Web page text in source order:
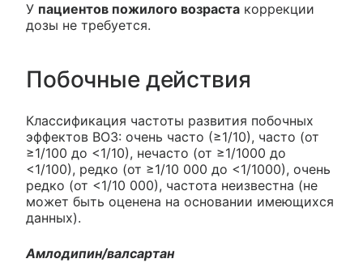
У пациентов пожилого возраста коррекции
дозы не требуется.
Побочные действия
Классификация частоты развития побочных
эффектов ВОЗ: очень часто (≥1/10), часто (от
≥1/100 до <1/10), нечасто (от ≥1/1000 до
<1/100), редко (от ≥1/10 000 до <1/1000), очень
редко (от <1/10 000), частота неизвестна (не
может быть оценена на основании имеющихся
данных).
Амлодипин/валсартан